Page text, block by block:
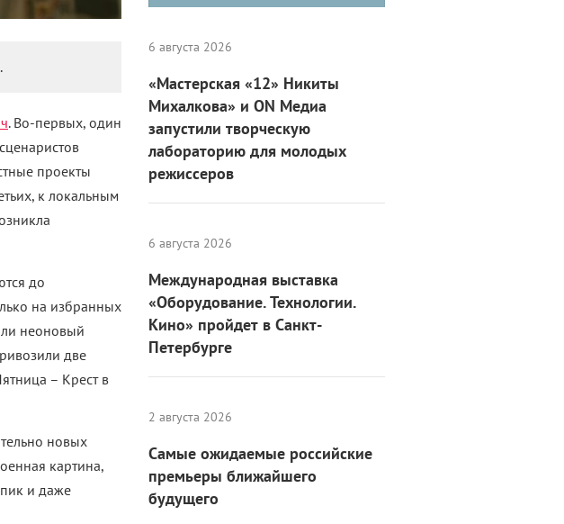
. Во-первых, один
проекты
к локальным
до
на избранных
неоновый
две
– Крест в
новых
картина,
и даже
6 августа 2026
«Мастерская «12» Никиты
Михалкова» и ON Медиа
запустили творческую
лабораторию для молодых
режиссеров
6 августа 2026
Международная выставка
«Оборудование. Технологии.
Кино» пройдет в Санкт-
Петербурге
2 августа 2026
Самые ожидаемые российские
премьеры ближайшего
будущего